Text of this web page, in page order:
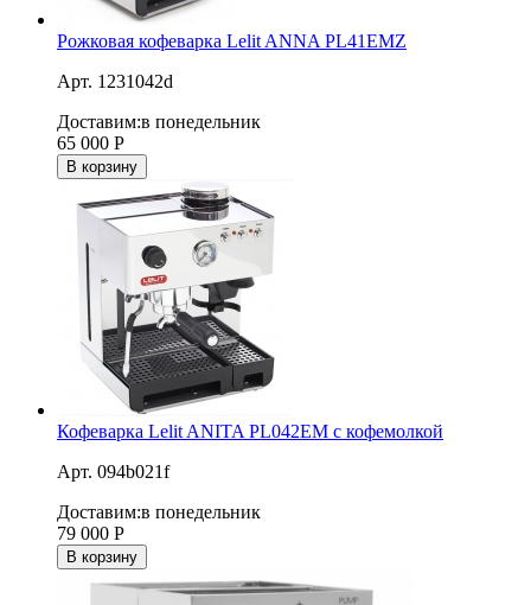
Рожковая кофеварка Lelit ANNA PL41ЕМZ
Арт. 1231042d
Доставим:в понедельник
65 000 Р
В корзину
Кофеварка Lelit ANITA PL042EM с кофемолкой
Арт. 094b021f
Доставим:в понедельник
79 000 Р
В корзину